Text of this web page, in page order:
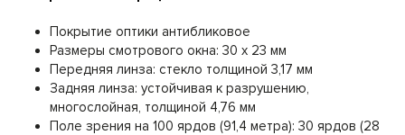
Покрытие оптики антибликовое
Размеры смотрового окна: 30 x 23 мм
Передняя линза: стекло толщиной 3,17 мм
Задняя линза: устойчивая к разрушению,
многослойная, толщиной 4,76 мм
Поле зрения на 100 ярдов (91,4 метра): 30 ярдов (28